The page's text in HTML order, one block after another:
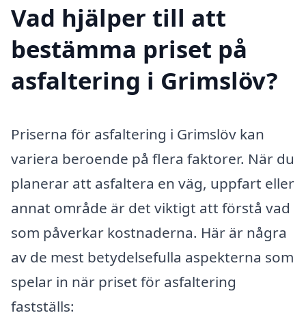
Vad hjälper till att
bestämma priset på
asfaltering i Grimslöv?
Priserna för asfaltering i Grimslöv kan
variera beroende på flera faktorer. När du
planerar att asfaltera en väg, uppfart eller
annat område är det viktigt att förstå vad
som påverkar kostnaderna. Här är några
av de mest betydelsefulla aspekterna som
spelar in när priset för asfaltering
fastställs: